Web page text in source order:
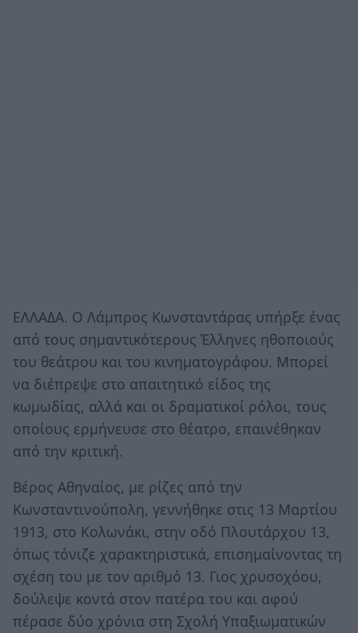
ΕΛΛΑΔΑ. Ο Λάμπρος Κωνσταντάρας υπήρξε ένας
από τους σημαντικότερους Έλληνες ηθοποιούς
του θεάτρου και του κινηματογράφου. Μπορεί
να διέπρεψε στο απαιτητικό είδος της
κωμωδίας, αλλά και οι δραματικοί ρόλοι, τους
οποίους ερμήνευσε στο θέατρο, επαινέθηκαν
από την κριτική.
Βέρος Αθηναίος, με ρίζες από την
Κωνσταντινούπολη, γεννήθηκε στις 13 Μαρτίου
1913, στο Κολωνάκι, στην οδό Πλουτάρχου 13,
όπως τόνιζε χαρακτηριστικά, επισημαίνοντας τη
σχέση του με τον αριθμό 13. Γιος χρυσοχόου,
δούλεψε κοντά στον πατέρα του και αφού
πέρασε δύο χρόνια στη Σχολή Υπαξιωματικών